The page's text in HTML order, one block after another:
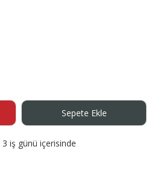
Sepete Ekle
3 iş günü içerisinde